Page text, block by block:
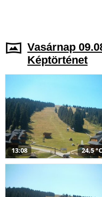
Vasárnap
Képtörténet
13:08 24,5 °C